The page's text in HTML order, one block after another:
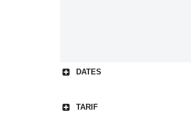
DATES
TARIF